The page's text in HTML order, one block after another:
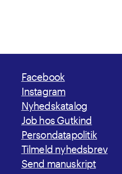
Facebook
Instagram
Nyhedskatalog
Job hos Gutkind
Persondatapolitik
Tilmeld nyhedsbrev
Send manuskript